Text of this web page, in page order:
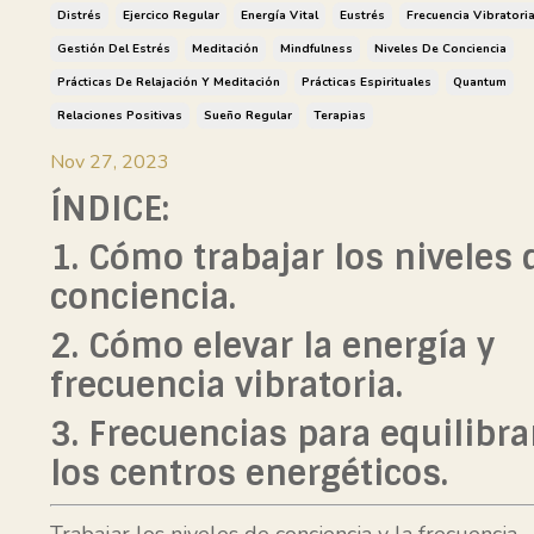
Distrés
Ejercico Regular Energía Vital Eustrés
Frecuencia Vibratoria
Gestión Del Estrés
Meditación Mindfulness
Niveles De Conciencia
Prácticas De Relajación Y Meditación
Prácticas Espirituales
Quantum
Relaciones Positivas
Sueño Regular Terapias
Nov 27, 2023
ÍNDICE:
1. Cómo trabajar los niveles
conciencia.
2. Cómo elevar la energía y
frecuencia vibratoria.
3. Frecuencias para
los centros energéticos.